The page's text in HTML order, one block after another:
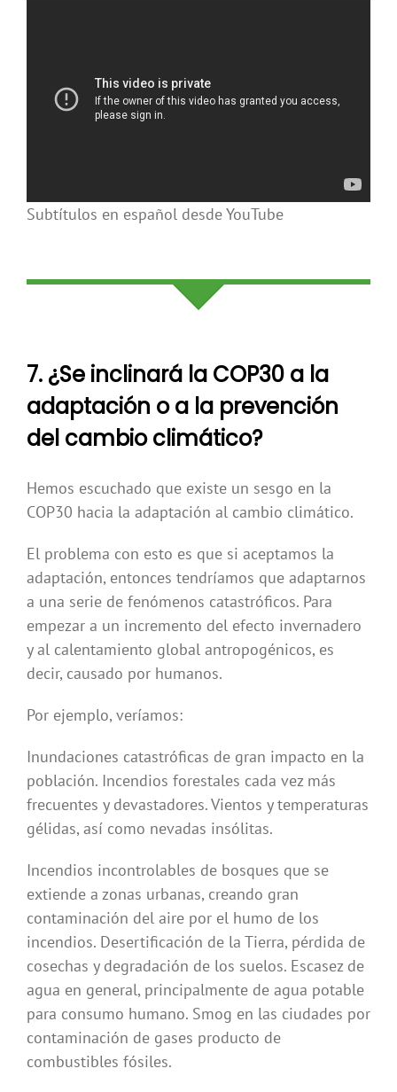
Subtítulos en español desde YouTube
7. ¿Se inclinará la COP30 a la
adaptación o a la prevención
del cambio climático?
Hemos escuchado que existe un sesgo en la
COP30 hacia la adaptación al cambio climático.
El problema con esto es que si aceptamos la
adaptación, entonces tendríamos que adaptarnos
a una serie de fenómenos catastróficos. Para
empezar a un incremento del efecto invernadero
y al calentamiento global antropogénicos, es
decir, causado por humanos.
Por ejemplo, veríamos:
Inundaciones catastróficas de gran impacto en la
población. Incendios forestales cada vez más
frecuentes y devastadores. Vientos y temperaturas
gélidas, así como nevadas insólitas.
Incendios incontrolables de bosques que se
extiende a zonas urbanas, creando gran
contaminación del aire por el humo de los
incendios. Desertificación de la Tierra, pérdida de
cosechas y degradación de los suelos. Escasez de
agua en general, principalmente de agua potable
para consumo humano. Smog en las ciudades por
contaminación de gases producto de
combustibles fósiles.